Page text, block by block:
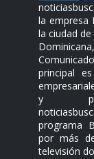
la empresa
la ciudad
principal
y
programa
por más
televisión